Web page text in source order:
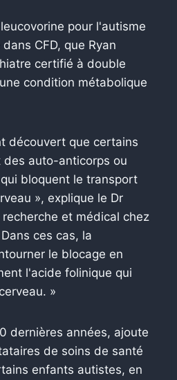
pour l'autisme
CFD, que Ryan
certifié à double
condition métabolique
découvert que certains
auto-anticorps ou
bloquent le transport
», explique le Dr
et médical chez
ces cas, la
le blocage en
l'acide folinique qui
»
dernières années, ajoute
de soins de santé
enfants autistes, en